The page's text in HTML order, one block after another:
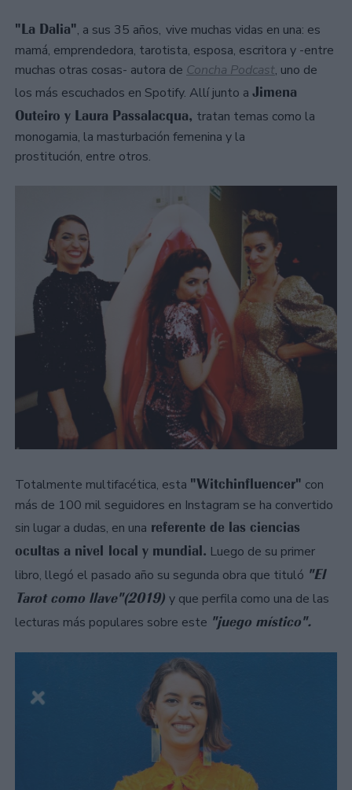
"La Dalia", a sus 35 años, vive muchas vidas en una: es
mamá, emprendedora, tarotista, esposa, escritora y -entre
muchas otras cosas- autora de Concha Podcast, uno de
los más escuchados en Spotify. Allí junto a Jimena
Outeiro y Laura Passalacqua, tratan temas como la
monogamia, la masturbación femenina y la
prostitución, entre otros.
Totalmente multifacética, esta "Witchinfluencer" con
más de 100 mil seguidores en Instagram se ha convertido
sin lugar a dudas, en una referente de las ciencias
ocultas a nivel local y mundial. Luego de su primer
libro, llegó el pasado año su segunda obra que tituló "El
Tarot como llave"(2019) y que perfila como una de las
lecturas más populares sobre este "juego místico".